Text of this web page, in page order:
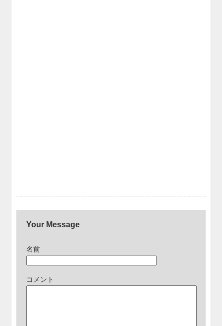
Your Message
名前
コメント